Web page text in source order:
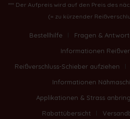
*** Der Aufpreis wird auf den Preis des
(= zu kürzender
Bestellhilfe Fragen &
Informationen
Reißverschluss-Schieber aufziehen
Informationen
Applikationen & Strass
Rabattübersicht